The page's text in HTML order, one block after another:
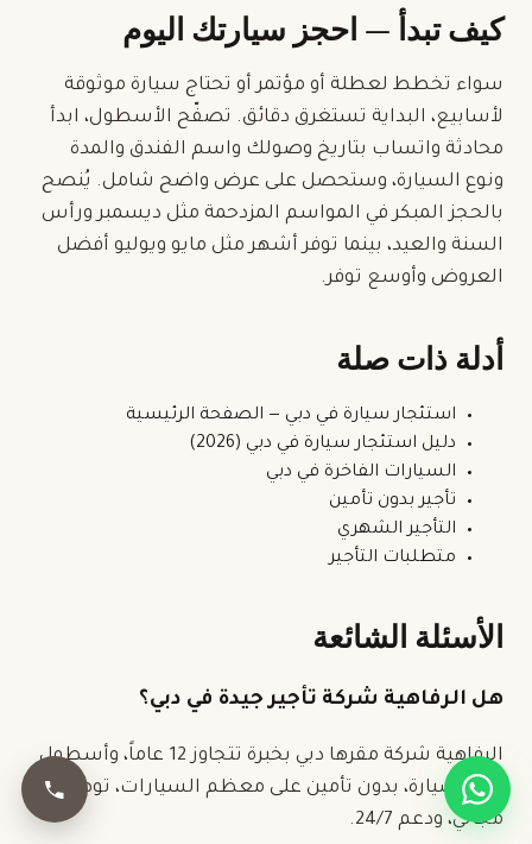
كيف تبدأ — احجز سيارتك اليوم
سواء تخطط لعطلة أو مؤتمر أو تحتاج سيارة موثوقة
لأسابيع، البداية تستغرق دقائق. تصفّح الأسطول، ابدأ
محادثة واتساب بتاريخ وصولك واسم الفندق والمدة
ونوع السيارة، وستحصل على عرض واضح شامل. يُنصح
بالحجز المبكر في المواسم المزدحمة مثل ديسمبر ورأس
السنة والعيد، بينما توفر أشهر مثل مايو ويوليو أفضل
العروض وأوسع توفر.
أدلة ذات صلة
استئجار سيارة في دبي — الصفحة الرئيسية
دليل استئجار سيارة في دبي (2026)
السيارات الفاخرة في دبي
تأجير بدون تأمين
التأجير الشهري
متطلبات التأجير
الأسئلة الشائعة
هل الرفاهية شركة تأجير جيدة في دبي؟
الرفاهية شركة مقرها دبي بخبرة تتجاوز 12 عاماً، وأسطول
170+ سيارة، بدون تأمين على معظم السيارات، توصيل
مجاني، ودعم 24/7.